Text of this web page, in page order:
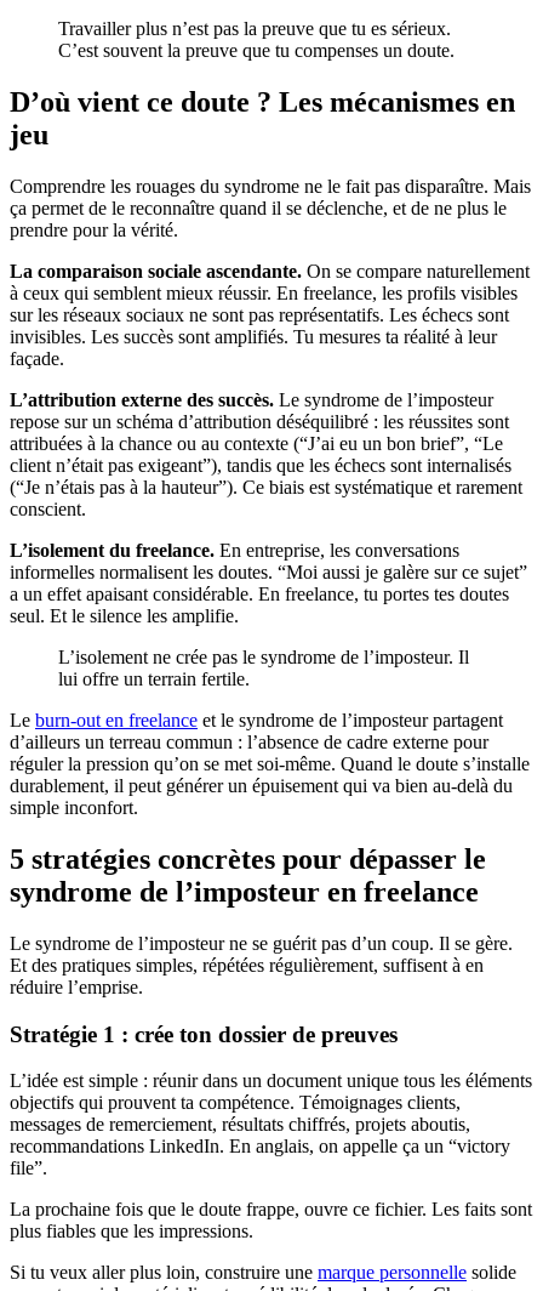
Travailler plus n’est pas la preuve que tu es sérieux.
C’est souvent la preuve que tu compenses un doute.
D’où vient ce doute ? Les mécanismes en
jeu
Comprendre les rouages du syndrome ne le fait pas disparaître. Mais
ça permet de le reconnaître quand il se déclenche, et de ne plus le
prendre pour la vérité.
La comparaison sociale ascendante. On se compare naturellement
à ceux qui semblent mieux réussir. En freelance, les profils visibles
sur les réseaux sociaux ne sont pas représentatifs. Les échecs sont
invisibles. Les succès sont amplifiés. Tu mesures ta réalité à leur
façade.
L’attribution externe des succès. Le syndrome de l’imposteur
repose sur un schéma d’attribution déséquilibré : les réussites sont
attribuées à la chance ou au contexte (“J’ai eu un bon brief”, “Le
client n’était pas exigeant”), tandis que les échecs sont internalisés
(“Je n’étais pas à la hauteur”). Ce biais est systématique et rarement
conscient.
L’isolement du freelance. En entreprise, les conversations
informelles normalisent les doutes. “Moi aussi je galère sur ce sujet”
a un effet apaisant considérable. En freelance, tu portes tes doutes
seul. Et le silence les amplifie.
L’isolement ne crée pas le syndrome de l’imposteur. Il
lui offre un terrain fertile.
Le burn-out en freelance et le syndrome de l’imposteur partagent
d’ailleurs un terreau commun : l’absence de cadre externe pour
réguler la pression qu’on se met soi-même. Quand le doute s’installe
durablement, il peut générer un épuisement qui va bien au-delà du
simple inconfort.
5 stratégies concrètes pour dépasser le
syndrome de l’imposteur en freelance
Le syndrome de l’imposteur ne se guérit pas d’un coup. Il se gère.
Et des pratiques simples, répétées régulièrement, suffisent à en
réduire l’emprise.
Stratégie 1 : crée ton dossier de preuves
L’idée est simple : réunir dans un document unique tous les éléments
objectifs qui prouvent ta compétence. Témoignages clients,
messages de remerciement, résultats chiffrés, projets aboutis,
recommandations LinkedIn. En anglais, on appelle ça un “victory
file”.
La prochaine fois que le doute frappe, ouvre ce fichier. Les faits sont
plus fiables que les impressions.
Si tu veux aller plus loin, construire une marque personnelle solide